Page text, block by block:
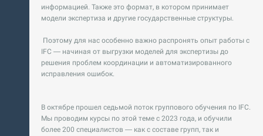
информацией. Также это формат, в котором принимает
модели экспертиза и другие государственные структуры.
Поэтому для нас особенно важно распронять опыт работы с
IFC — начиная от выгрузки моделей для экспертизы до
решения проблем координации и автоматизированного
исправления ошибок.
В октябре прошел седьмой поток группового обучения по IFC.
Мы проводим курсы по этой теме с 2023 года, и обучили
более 200 специалистов — как с составе групп, так и